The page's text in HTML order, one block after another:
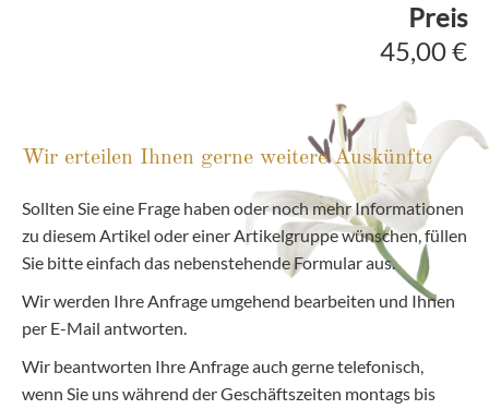
Preis
45,00 €
Wir erteilen Ihnen gerne weitere Auskünfte
Sollten Sie eine Frage haben oder noch mehr Informationen
zu diesem Artikel oder einer Artikelgruppe wünschen, füllen
Sie bitte einfach das nebenstehende Formular aus.
Wir werden Ihre Anfrage umgehend bearbeiten und Ihnen
per E-Mail antworten.
Wir beantworten Ihre Anfrage auch gerne telefonisch,
wenn Sie uns während der Geschäftszeiten montags bis